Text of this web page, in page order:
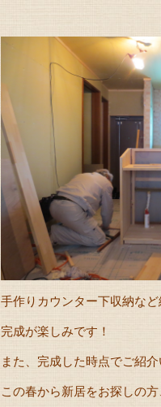
手作りカウンター下収納な
完成が楽しみです！
また、完成した時点でご紹
この春から新居をお探しの